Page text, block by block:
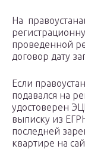
На
проведенной
договор дату
Если
подавался на
удостоверен
выписку из
последней
квартире на